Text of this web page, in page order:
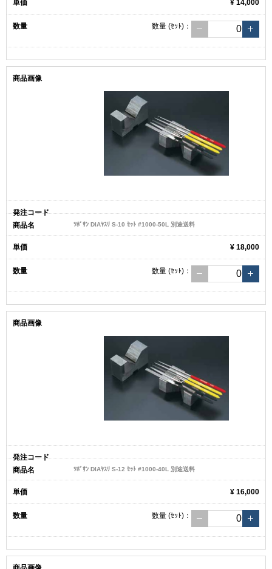
¥ 14,000
数量 (ｾｯﾄ) ：
ﾂﾎﾞｻﾝ DIAﾔｽﾘ S-10 ｾｯﾄ #1000-50L 別途送料
¥ 18,000
数量 (ｾｯﾄ) ：
ﾂﾎﾞｻﾝ DIAﾔｽﾘ S-12 ｾｯﾄ #1000-40L 別途送料
¥ 16,000
数量 (ｾｯﾄ) ：